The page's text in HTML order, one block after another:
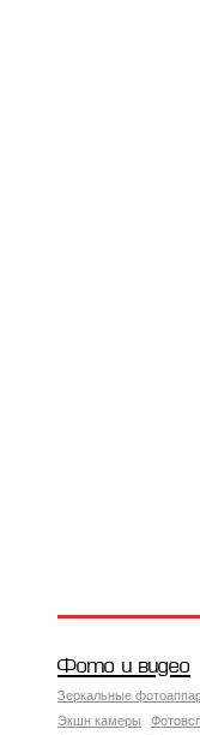
Фото и видео
Зеркальные
Экшн камеры